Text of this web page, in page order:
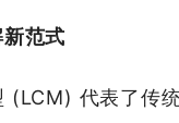
范式
代表了传